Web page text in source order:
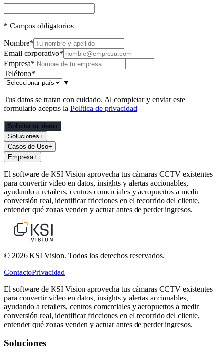
* Campos obligatorios
Nombre*
Email corporativo*
Empresa*
Teléfono*
▼
Tus datos se tratan con cuidado. Al completar y enviar este
formulario aceptas la Política de privacidad.
Solicitar mi demo
Soluciones+
Casos de Uso+
Empresa+
El software de KSI Vision aprovecha tus cámaras CCTV existentes
para convertir video en datos, insights y alertas accionables,
ayudando a retailers, centros comerciales y aeropuertos a medir
conversión real, identificar fricciones en el recorrido del cliente,
entender qué zonas venden y actuar antes de perder ingresos.
© 2026 KSI Vision. Todos los derechos reservados.
ContactoPrivacidad
El software de KSI Vision aprovecha tus cámaras CCTV existentes
para convertir video en datos, insights y alertas accionables,
ayudando a retailers, centros comerciales y aeropuertos a medir
conversión real, identificar fricciones en el recorrido del cliente,
entender qué zonas venden y actuar antes de perder ingresos.
Soluciones